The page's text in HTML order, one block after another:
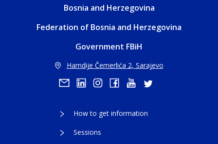
Bosnia and Herzegovina
Federation of Bosnia and Herzegovina
Government FBiH
Hamdije Čemerlića 2, Sarajevo
How to get information
Sessions